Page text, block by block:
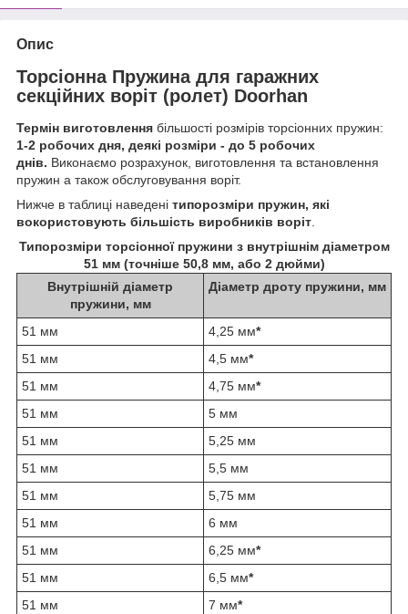
Опис
Торсіонна Пружина для гаражних
секційних воріт (ролет) Doorhan
Термін виготовлення більшості розмірів торсіонних пружин:
1-2 робочих дня, деякі розміри - до 5 робочих
днів. Виконаємо розрахунок, виготовлення та встановлення
пружин а також обслуговування воріт.
Нижче в таблиці наведені типорозміри пружин, які
вокористовують більшість виробників воріт.
Типорозміри торсіонної пружини з внутрішнім діаметром
51 мм (точніше 50,8 мм, або 2 дюйми)
Внутрішній діаметр
пружини, мм
Діаметр дроту пружини, мм
51 мм 4,25 мм*
51 мм
4,5 мм*
51 мм
4,75 мм*
51 мм
5 мм
51 мм
5,25 мм
51 мм
5,5 мм
51 мм
5,75 мм
51 мм
6 мм
51 мм
6,25 мм*
51 мм
6,5 мм*
51 мм
7 мм*